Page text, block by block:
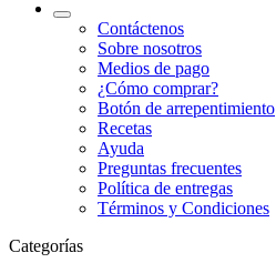
Contáctenos
Sobre nosotros
Medios de pago
¿Cómo comprar?
Botón de arrepentimiento
Recetas
Ayuda
Preguntas frecuentes
Política de entregas
Términos y Condiciones
Categorías